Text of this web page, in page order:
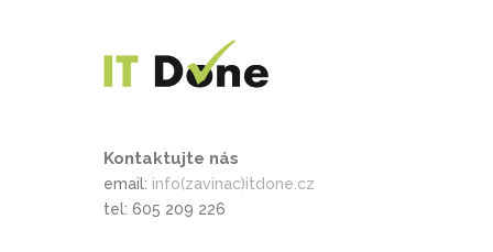
Kontaktujte nás
email: info(zavinac)itdone.cz
tel: 605 209 226